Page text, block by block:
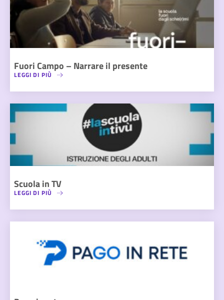
Fuori Campo – Narrare il presente
LEGGI DI PIÙ
Scuola in TV
LEGGI DI PIÙ